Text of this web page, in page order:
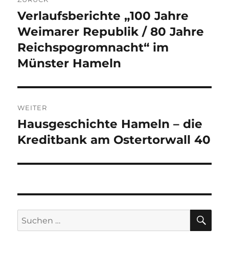
Vorheriger
Beitrag:
Verlaufsberichte „100 Jahre
Weimarer Republik / 80 Jahre
Reichspogromnacht“ im
Münster Hameln
WEITER
Nächster
Beitrag:
Hausgeschichte Hameln – die
Kreditbank am Ostertorwall 40
Suchen
nach: